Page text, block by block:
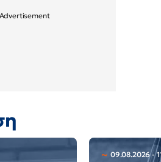
09.08.2026 -